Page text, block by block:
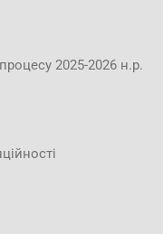
2025-2026 н.р.